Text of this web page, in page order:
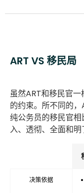
ART VS 移民局
虽然ART和移民官
的约束。所不同的
纯公务员的移民官
入、透彻、全面和明
决策依据